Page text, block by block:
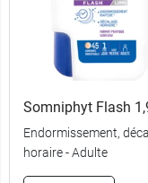
Somniphyt Flash
Endormissement,
horaire - Adulte